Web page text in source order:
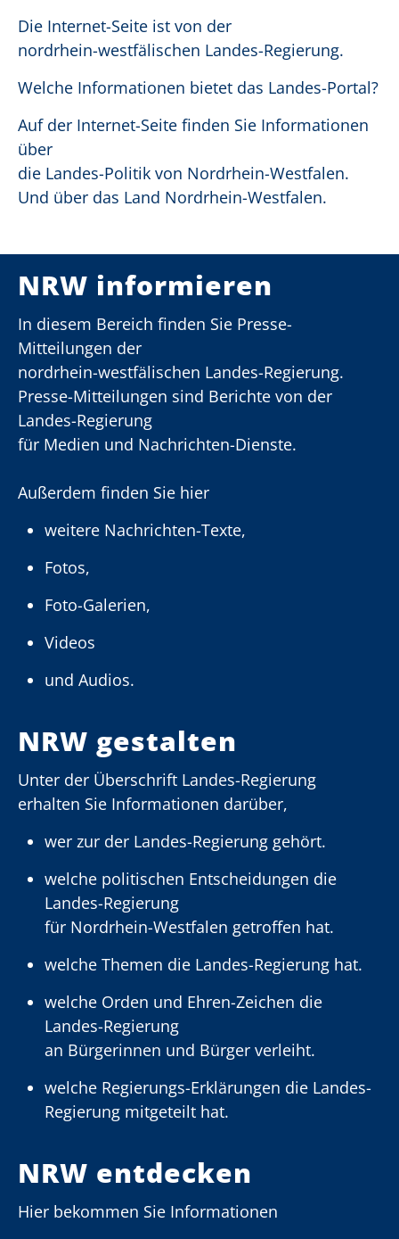
Die Internet-Seite ist von der
nordrhein-westfälischen Landes-Regierung.
Welche Informationen bietet das Landes-Portal?
Auf der Internet-Seite finden Sie Informationen
über
die Landes-Politik von Nordrhein-Westfalen.
Und über das Land Nordrhein-Westfalen.
NRW informieren
In diesem Bereich finden Sie Presse-
Mitteilungen der
nordrhein-westfälischen Landes-Regierung.
Presse-Mitteilungen sind Berichte von der
Landes-Regierung
für Medien und Nachrichten-Dienste.
Außerdem finden Sie hier
weitere Nachrichten-Texte,
Fotos,
Foto-Galerien,
Videos
und Audios.
NRW gestalten
Unter der Überschrift Landes-Regierung
erhalten Sie Informationen darüber,
wer zur der Landes-Regierung gehört.
welche politischen Entscheidungen die
Landes-Regierung
für Nordrhein-Westfalen getroffen hat.
welche Themen die Landes-Regierung hat.
welche Orden und Ehren-Zeichen die
Landes-Regierung
an Bürgerinnen und Bürger verleiht.
welche Regierungs-Erklärungen die Landes-
Regierung mitgeteilt hat.
NRW entdecken
Hier bekommen Sie Informationen